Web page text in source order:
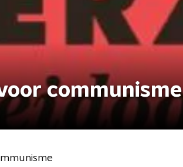
communisme